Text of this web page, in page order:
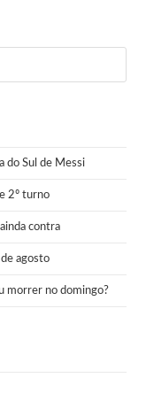
do Sul de Messi
2º turno
contra
agosto
morrer no domingo?